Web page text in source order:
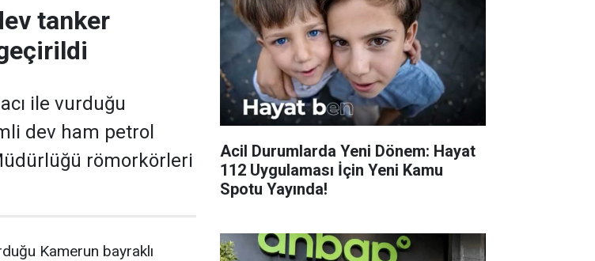
tanker
ile vurduğu
dev ham petrol
römorkörleri
Kamerun bayraklı
Acil Durumlarda Yeni Dönem: Hayat
112 Uygulaması İçin Yeni Kamu
Spotu Yayında!